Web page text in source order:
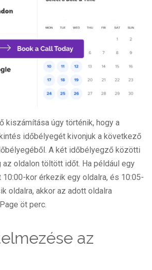
kiszámítása úgy történik, hogy a
időbélyegét kivonjuk a következő
A két időbélyegző közötti
az oldalon töltött időt. Ha például egy
kor érkezik egy oldalra, és 10:05-
oldalra, akkor az adott oldalra
öt perc.
az